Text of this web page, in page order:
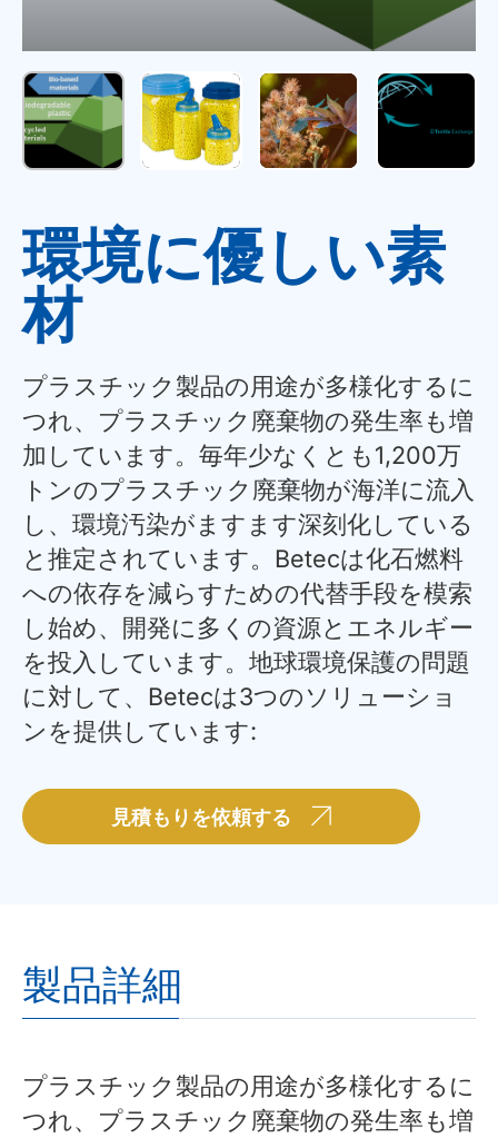
環境に優しい素
材
プラスチック製品の用途が多様化するに
つれ、プラスチック廃棄物の発生率も増
加しています。毎年少なくとも1,200万
トンのプラスチック廃棄物が海洋に流入
し、環境汚染がますます深刻化している
と推定されています。Betecは化石燃料
への依存を減らすための代替手段を模索
し始め、開発に多くの資源とエネルギー
を投入しています。地球環境保護の問題
に対して、Betecは3つのソリューショ
ンを提供しています:
見積もりを依頼する
製品詳細
プラスチック製品の用途が多様化するに
つれ、プラスチック廃棄物の発生率も増